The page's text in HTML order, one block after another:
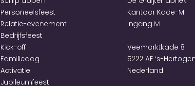
Personeels­feest
Relatie-evenement
Bedrijfs­feest
Kick-off
Familiedag
Activatie
Jubileum­feest
Kantoor Kade-M
Ingang M
Veemarktkade 8
5222 AE ‘s-
Nederland